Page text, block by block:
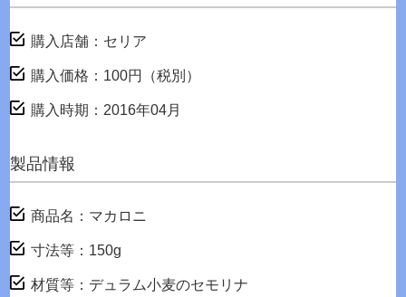
購入店舗：セリア
購入価格：100円（税別）
購入時期：2016年04月
製品情報
商品名：マカロニ
寸法等：150g
材質等：デュラム小麦のセモリナ